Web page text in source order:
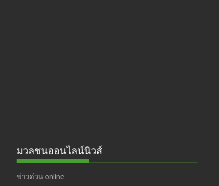
มวลชนออนไลน์นิวส์
ข่าวด่วน online